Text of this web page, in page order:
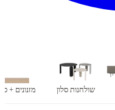
שולחנות סלון מזנונים +